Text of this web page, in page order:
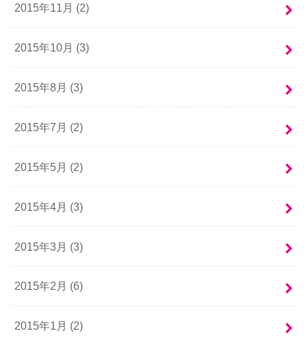
2015年11月 (2)
2015年10月 (3)
2015年8月 (3)
2015年7月 (2)
2015年5月 (2)
2015年4月 (3)
2015年3月 (3)
2015年2月 (6)
2015年1月 (2)